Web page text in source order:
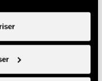
et exigeant,
haute montagne à
négatif : 3590 m
(2987 m)